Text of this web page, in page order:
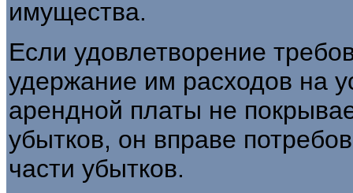
имущества.
Если удовлетворение
удержание им расходов на
арендной платы не
убытков, он вправе
части убытков.